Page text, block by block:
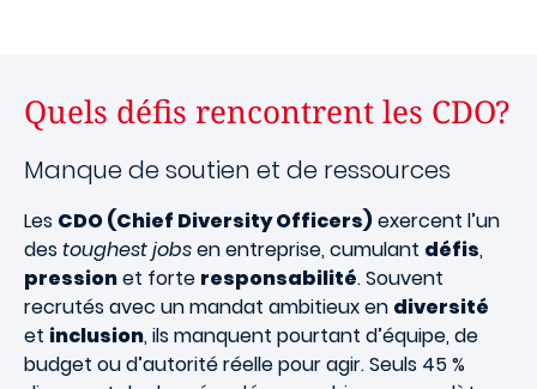
Quels défis rencontrent les CDO?
Manque de soutien et de ressources
Les CDO (Chief Diversity Officers)exercent l’un
destoughest jobsen entreprise, cumulant défis,
pressionet forte responsabilité. Souvent
recrutés avec un mandat ambitieux en diversité
et inclusion, ils manquent pourtant d’équipe, de
budget ou d’autorité réelle pour agir. Seuls 45 %